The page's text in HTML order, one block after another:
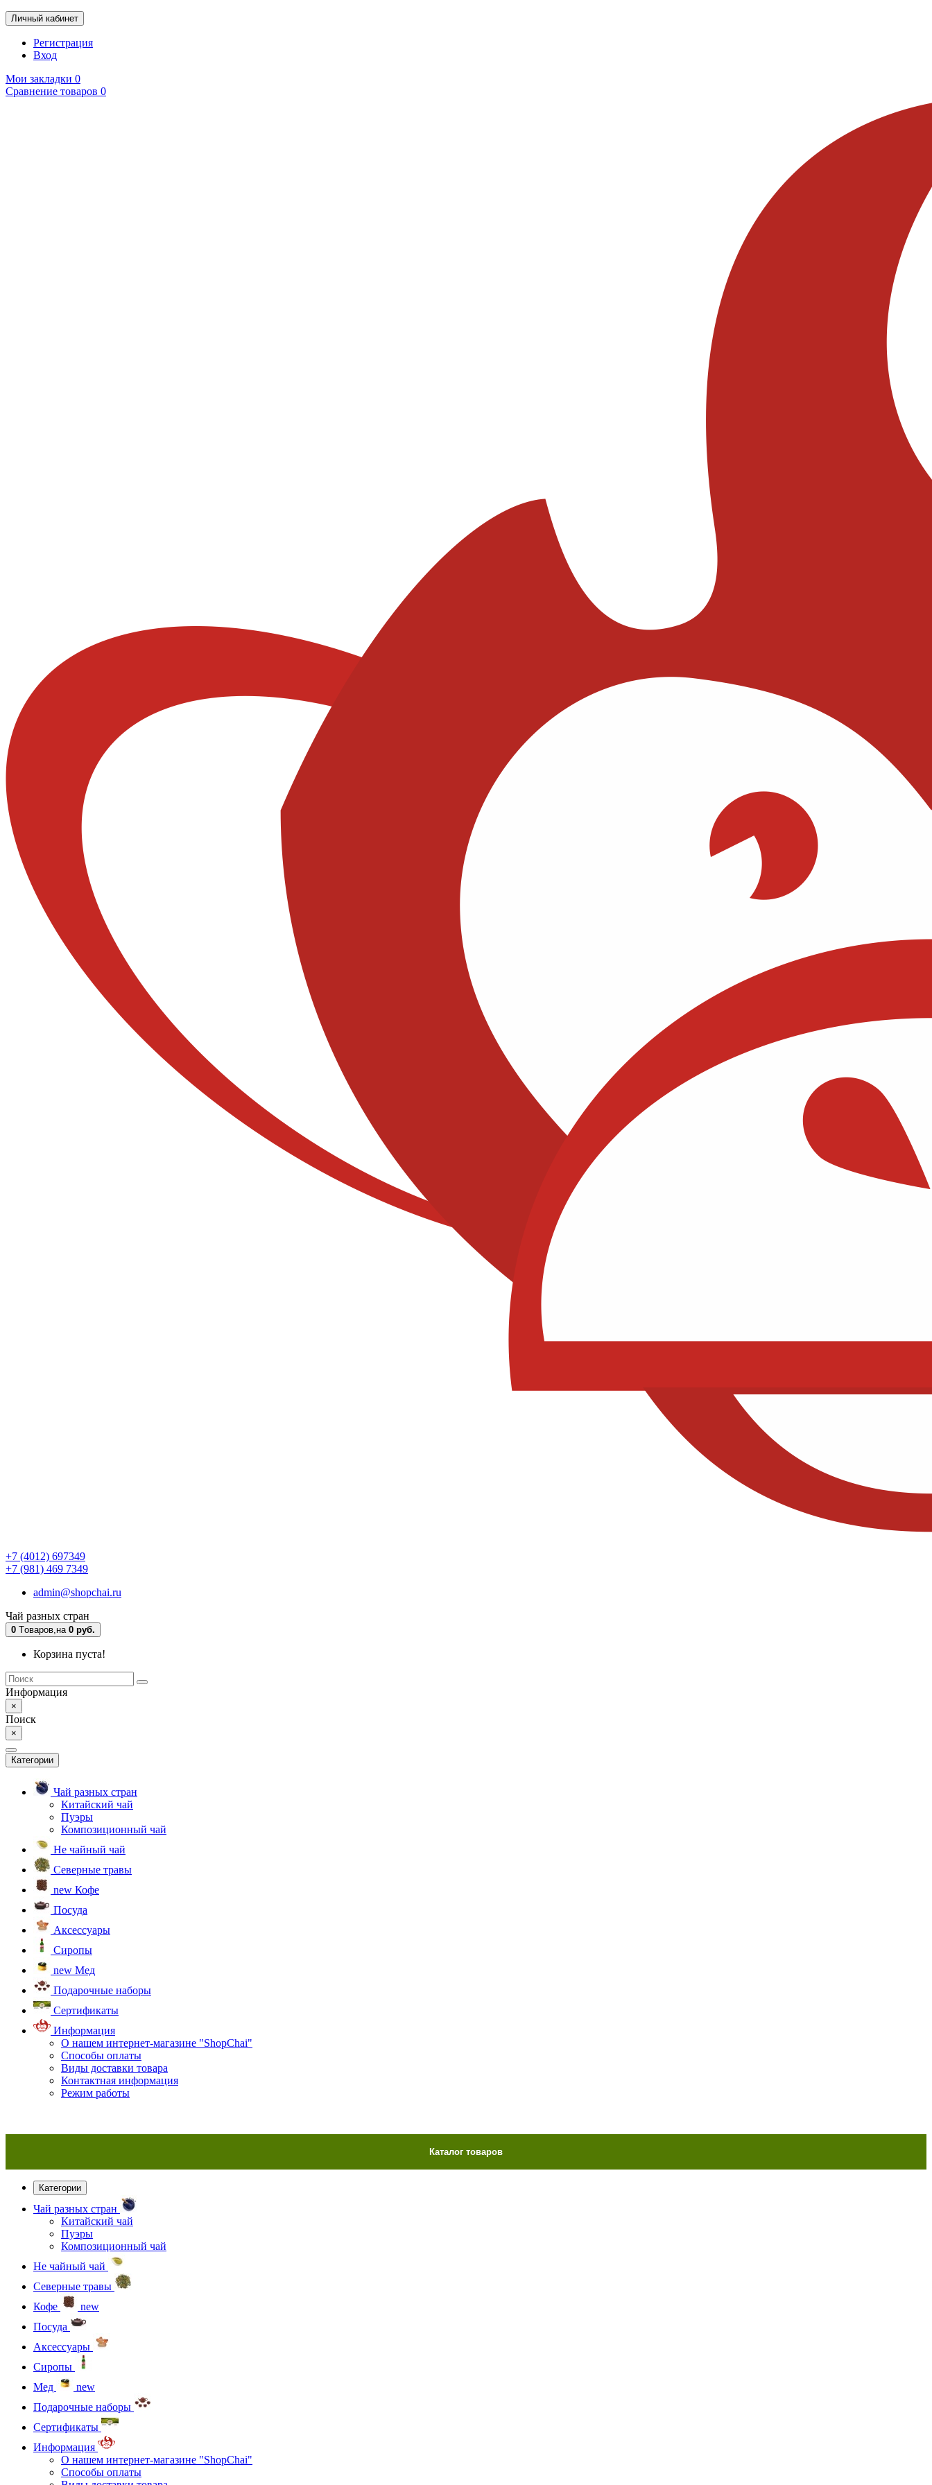
Личный кабинет
Регистрация
Вход
Мои закладки 0
Сравнение товаров 0
+7 (4012) 697349
+7 (981) 469 7349
admin@shopchai.ru
Чай разных стран
0 Tоваров,на 0 руб.
Корзина пуста!
Информация
×
Поиск
×
Категории
Чай разных стран
Китайский чай
Пуэры
Композиционный чай
Не чайный чай
Северные травы
new Кофе
Посуда
Аксессуары
Сиропы
new Мед
Подарочные наборы
Сертификаты
Информация
О нашем интернет-магазине "ShopChai"
Способы оплаты
Виды доставки товара
Контактная информация
Режим работы
Каталог товаров
Категории
Чай разных стран
Китайский чай
Пуэры
Композиционный чай
Не чайный чай
Северные травы
Кофе
new
Посуда
Аксессуары
Сиропы
Мед
new
Подарочные наборы
Сертификаты
Информация
О нашем интернет-магазине "ShopChai"
Способы оплаты